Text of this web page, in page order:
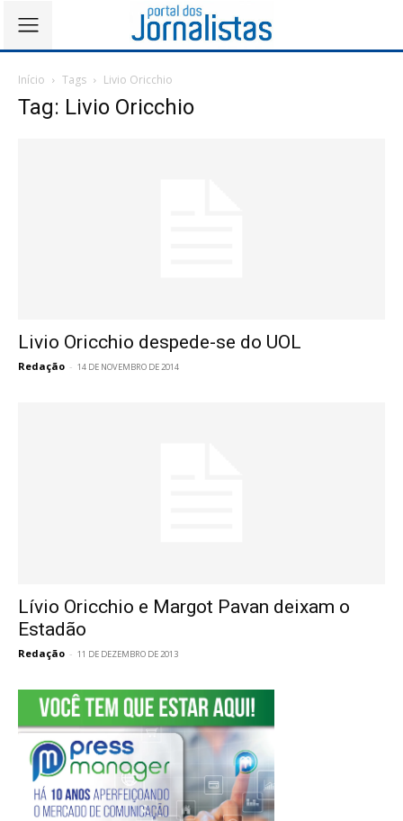
Início Tags Livio Oricchio
Tag: Livio Oricchio
Livio Oricchio despede-se do UOL
Redação - 14 DE NOVEMBRO DE 2014
Lívio Oricchio e Margot Pavan deixam o
Estadão
Redação - 11 DE DEZEMBRO DE 2013